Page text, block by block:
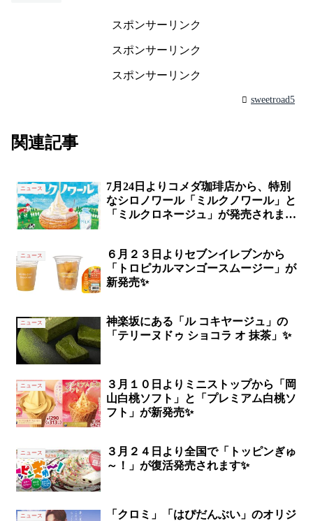
スポンサーリンク
スポンサーリンク
スポンサーリンク
sweetroad5
関連記事
ニュース
7月24日よりコメダ珈琲店から、特別
なシロノワール「ミルクノワール」と
「ミルクロネージュ」が発売されます
ニュース
６月２３日よりセブンイレブンから
「トロピカルマンゴースムージー」が
新発売✨
ニュース
神楽坂にある「ル コキヤージュ」の
「テリーヌドゥ ショコラ オ 抹茶」✨
ニュース
３月１０日よりミニストップから「岡
山白桃ソフト」と「プレミアム白桃ソ
フト」が新発売✨
ニュース
３月２４日より全国で「トッピンぎゅ
～！」が復活発売されます✨
ニュース
「クロミ」「はぴだんぶい」のオリジ